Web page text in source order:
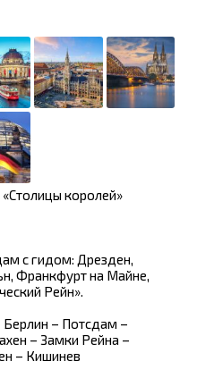
королей»
с гидом: Дрезден,
Франкфурт на Майне,
Рейн».
– Потсдам –
– Замки Рейна –
– Кишинев